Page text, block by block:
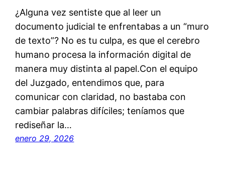
¿Alguna vez sentiste que al leer un
documento judicial te enfrentabas a un “muro
de texto”? No es tu culpa, es que el cerebro
humano procesa la información digital de
manera muy distinta al papel.Con el equipo
del Juzgado, entendimos que, para
comunicar con claridad, no bastaba con
cambiar palabras difíciles; teníamos que
rediseñar la…
enero 29, 2026